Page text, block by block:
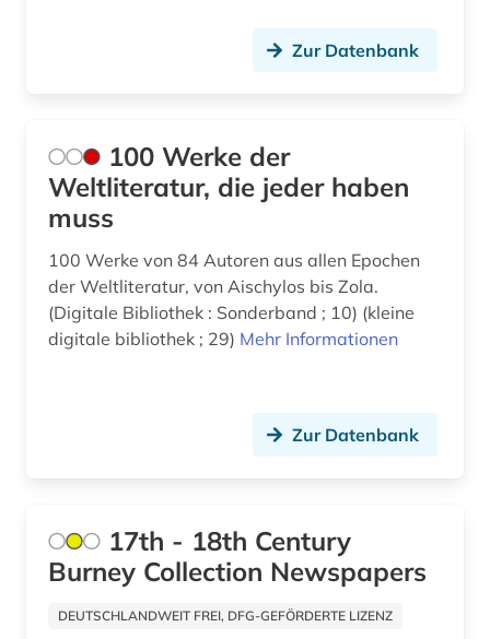
autograph (1)
autor (2)
außenpolitik (5)
balkanromanistik (7)
ballade (2)
berühmte persönlichkeit (1)
bestandserhaltung (1)
Zur Datenbank
100 Werke der
Weltliteratur, die jeder haben
muss
100 Werke von 84 Autoren aus allen Epochen
der Weltliteratur, von Aischylos bis Zola.
(Digitale Bibliothek : Sonderband ; 10) (kleine
digitale bibliothek ; 29) Mehr Informationen
Zur Datenbank
17th - 18th Century
Burney Collection Newspapers
DEUTSCHLANDWEIT FREI, DFG-GEFÖRDERTE LIZENZ